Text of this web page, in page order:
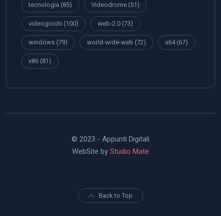
tecnologia (85) Videodrome (51)
videogiochi (100) web-2.0 (73)
windows (79) world-wide-web (72) x64(67)
x86 (81)
© 2023 - Appunti Digitali
WebSite by Studio Mate
Back to Top